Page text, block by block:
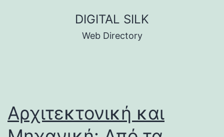
DIGITAL SILK
Web Directory
Αρχιτεκτονική και